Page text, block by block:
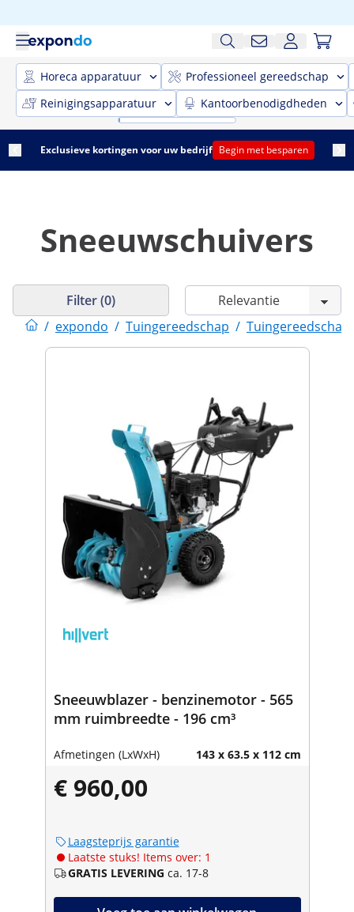
Horeca apparatuur
Professioneel gereedschap
Reinigingsapparatuur
Kantoorbenodigdheden
Exclusieve kortingen voor uw bedrijf Begin met besparen
Sneeuwschuivers
/ expondo / Tuingereedschap /
Filter (0)
Sneeuwblazer - benzinemotor - 565
mm ruimbreedte - 196 cm³
Afmetingen (LxWxH) 143 x 63.5 x 112 cm
€ 960,00
Laagsteprijs garantie
Laatste stuks! Items over: 1
GRATIS LEVERING ca. 17-8